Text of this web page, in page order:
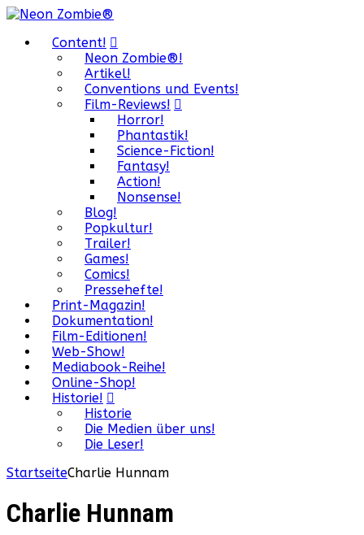
Content!
Neon Zombie®!
Artikel!
Conventions und Events!
Film-Reviews!
Horror!
Phantastik!
Science-Fiction!
Fantasy!
Action!
Nonsense!
Blog!
Popkultur!
Trailer!
Games!
Comics!
Pressehefte!
Print-Magazin!
Dokumentation!
Film-Editionen!
Web-Show!
Mediabook-Reihe!
Online-Shop!
Historie!
Historie
Die Medien über uns!
Die Leser!
StartseiteCharlie Hunnam
Charlie Hunnam